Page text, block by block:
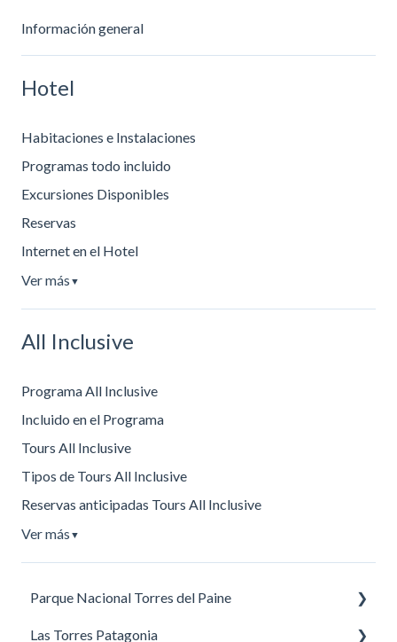
Información general
Hotel
Habitaciones e Instalaciones
Programas todo incluido
Excursiones Disponibles
Reservas
Internet en el Hotel
Ver más ▼
All Inclusive
Programa All Inclusive
Incluido en el Programa
Tours All Inclusive
Tipos de Tours All Inclusive
Reservas anticipadas Tours All Inclusive
Ver más ▼
Parque Nacional Torres del Paine
Recomendaciones para visitar el parque
Las Torres Patagonia